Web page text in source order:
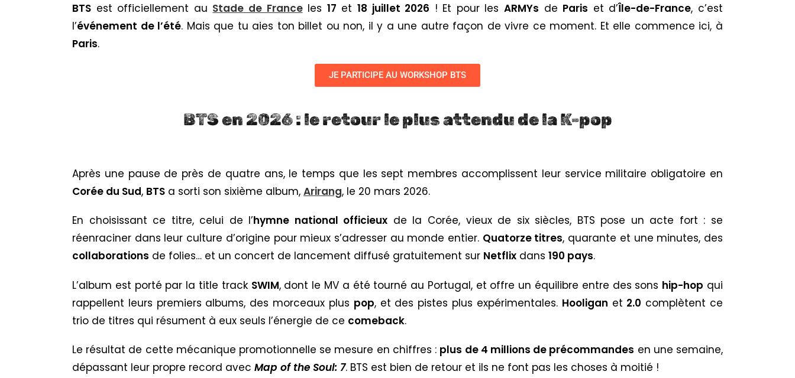
BTS est officiellement au Stade de Franceles 17 et 18 juillet 2026 ! Et pour lesARMYs de Paris et d’Île-de-France, c’est
l’événement de l’été. Mais que tu aies ton billet ou non, il y a une autre façon de vivre ce moment. Et elle commence ici, à
Paris.
JE PARTICIPE AU WORKSHOP BTS
BTS en 2026 : le retour le plus attendu de la K-pop
Après une pause de près de quatre ans, le temps que les sept membres accomplissent leur service militaire obligatoire en
Corée du Sud, BTS a sorti son sixième album, Arirang, le 20 mars 2026.
En choisissant ce titre, celui de l’hymne national officieux de la Corée, vieux de six siècles, BTS pose un acte fort : se
réenraciner dans leur culture d’origine pour mieux s’adresser au monde entier. Quatorze titres, quarante et une minutes, des
collaborations de folies… et un concert de lancement diffusé gratuitement sur Netflix dans 190 pays.
L’album est porté par la title track SWIM, dont le MV a été tourné au Portugal, et offre un équilibre entre des sons hip-hop qui
rappellent leurs premiers albums, des morceaux plus pop, et des pistes plus expérimentales. Hooligan et 2.0 complètent ce
trio de titres qui résument à eux seuls l’énergie de ce comeback.
Le résultat de cette mécanique promotionnelle se mesure en chiffres : plus de 4 millions de précommandes en une semaine,
dépassant leur propre record avec Map of the Soul: 7. BTS est bien de retour et ils ne font pas les choses à moitié !